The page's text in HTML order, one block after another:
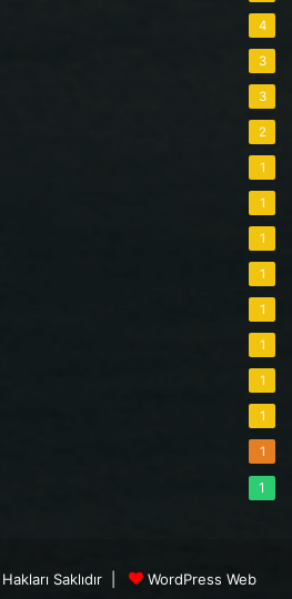
4
3
3
2
1
1
1
1
1
1
1
1
1
1
Saklıdır | WordPress Web